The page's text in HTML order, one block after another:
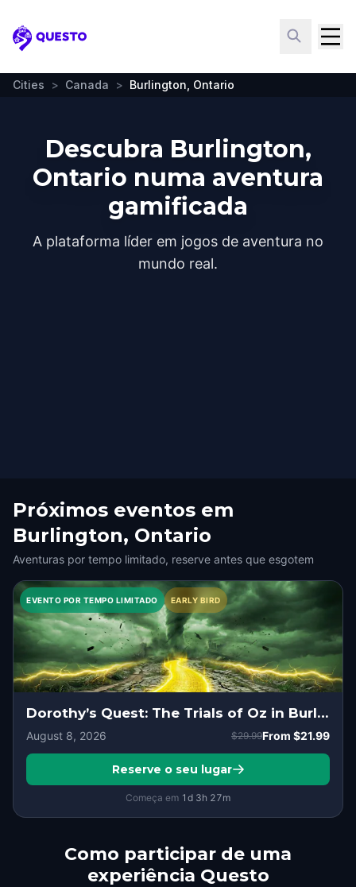
Questo
Cities > Canada > Burlington, Ontario
Descubra Burlington,
Ontario numa aventura
gamificada
A plataforma líder em jogos de aventura no
mundo real.
Próximos eventos em
Burlington, Ontario
Aventuras por tempo limitado, reserve antes que esgotem
EVENTO POR TEMPO LIMITADO EARLY BIRD
Dorothy’s Quest: The Trials of Oz in Burlington, Ontario
August 8, 2026 $29.99From $21.99
Reserve o seu lugar
Começa em 1d 3h 27m
Como participar de uma
experiência Questo